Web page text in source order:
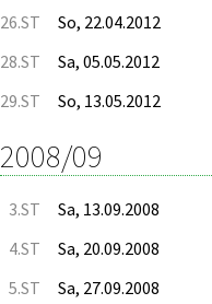
26.ST
So, 22.04.2012
28.ST
Sa, 05.05.2012
29.ST
So, 13.05.2012
2008/09
3.ST Sa, 13.09.2008
4.ST
Sa, 20.09.2008
5.ST
Sa, 27.09.2008